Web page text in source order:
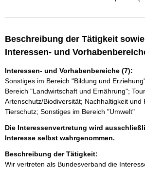
Beschreibung der Tätigkeit
Interessen- und
Interessen- und Vorhabenbereiche (7):
Sonstiges im Bereich "Bildung und
Bereich "Landwirtschaft und Ernährung";
Artenschutz/Biodiversität; Nachhaltigkeit und
Tierschutz; Sonstiges im Bereich "Umwelt"
Die Interessenvertretung wird
Interesse selbst wahrgenommen.
Beschreibung der Tätigkeit:
Wir vertreten als Bundesverband die